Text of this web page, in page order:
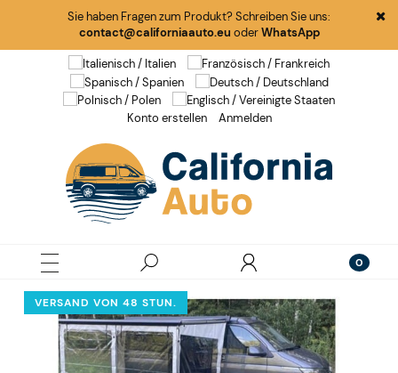
Sie haben Fragen zum Produkt? Schreiben Sie uns:
contact@californiaauto.eu oderWhatsApp
Konto erstellen Anmelden
VERSAND VON 48 STUN.